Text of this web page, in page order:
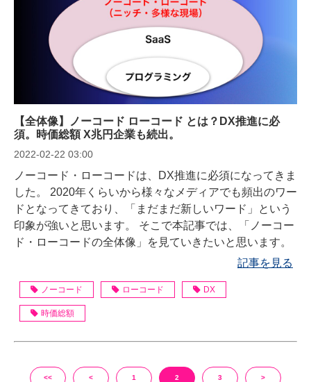
【全体像】ノーコード ローコード とは？DX推進に必
須。時価総額 X兆円企業も続出。
2022-02-22 03:00
ノーコード・ローコードは、DX推進に必須になってきま
した。 2020年くらいから様々なメディアでも頻出のワー
ドとなってきており、「まだまだ新しいワード」という
印象が強いと思います。 そこで本記事では、「ノーコー
ド・ローコードの全体像」を見ていきたいと思います。
記事を見る
ノーコード ローコード DX
時価総額
<< < 1 2 3 >